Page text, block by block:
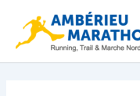
contenu